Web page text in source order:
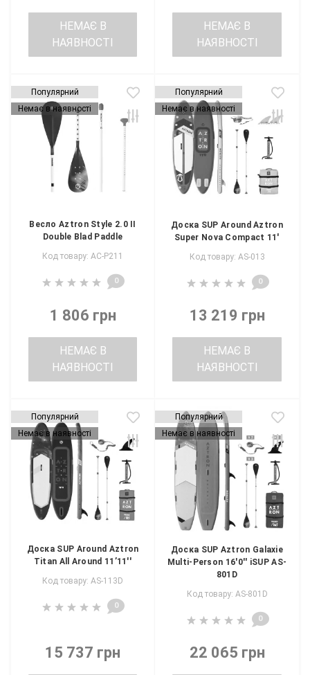
НЕМАЄ В
НАЯВНОСТІ
НЕМАЄ В
НАЯВНОСТІ
Популярний
Немає в наявності
Весло Aztron Style 2.0 II
Double Blad Paddle
Код товару: AC-P211
0
1 806 грн
НЕМАЄ В
НАЯВНОСТІ
Популярний
Немає в наявності
Доска SUP Around Aztron
Super Nova Compact 11'
Код товару: AS-013
0
13 219 грн
НЕМАЄ В
НАЯВНОСТІ
Популярний
Немає в наявності
Доска SUP Around Aztron
Titan All Around 11’11''
Код товару: AS-113D
0
15 737 грн
Популярний
Немає в наявності
Доска SUP Aztron Galaxie
Multi-Person 16'0'' iSUP AS-
801D
Код товару: AS-801D
0
22 065 грн